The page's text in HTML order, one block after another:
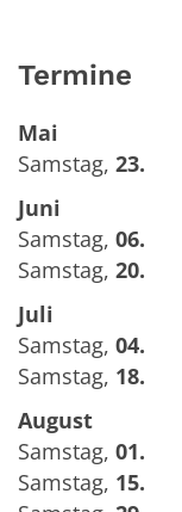
Termine
Mai
Samstag, 23.
Juni
Samstag, 06.
Samstag, 20.
Juli
Samstag, 04.
Samstag, 18.
August
Samstag, 01.
Samstag, 15.